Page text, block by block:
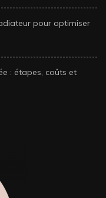
pour optimiser
: étapes, coûts et